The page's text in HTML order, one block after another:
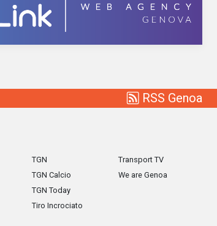
RSS Genoa
TGN
TGN Calcio
TGN Today
Tiro Incrociato
Transport TV
We are Genoa